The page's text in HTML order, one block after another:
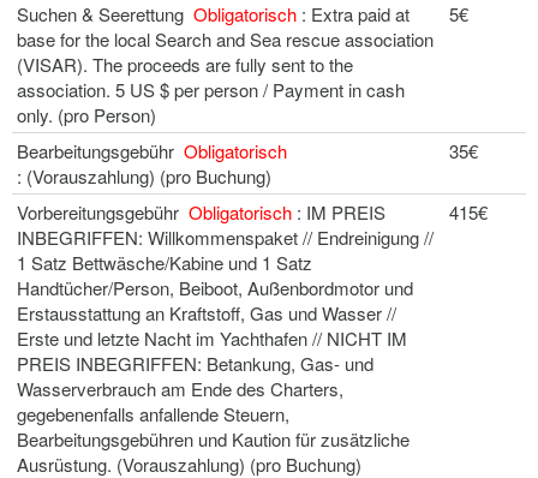
Suchen & Seerettung Obligatorisch : Extra paid at
base for the local Search and Sea rescue association
(VISAR). The proceeds are fully sent to the
association. 5 US $ per person / Payment in cash
only. (pro Person)
5€
Bearbeitungsgebühr Obligatorisch
: (Vorauszahlung) (pro Buchung)
35€
Vorbereitungsgebühr Obligatorisch : IM PREIS
INBEGRIFFEN: Willkommenspaket // Endreinigung //
1 Satz Bettwäsche/Kabine und 1 Satz
Handtücher/Person, Beiboot, Außenbordmotor und
Erstausstattung an Kraftstoff, Gas und Wasser //
Erste und letzte Nacht im Yachthafen // NICHT IM
PREIS INBEGRIFFEN: Betankung, Gas- und
Wasserverbrauch am Ende des Charters,
gegebenenfalls anfallende Steuern,
Bearbeitungsgebühren und Kaution für zusätzliche
Ausrüstung. (Vorauszahlung) (pro Buchung)
415€